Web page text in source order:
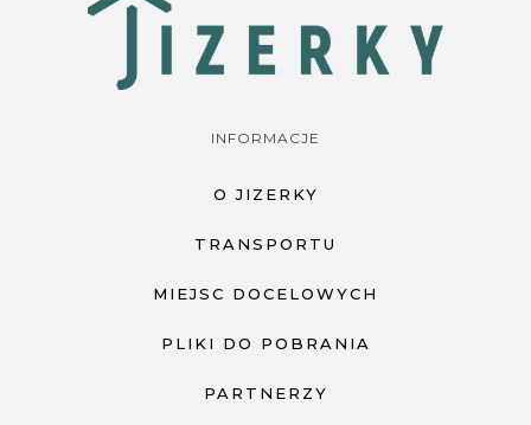
INFORMACJE
O JIZERKY
TRANSPORTU
MIEJSC DOCELOWYCH
PLIKI DO POBRANIA
PARTNERZY